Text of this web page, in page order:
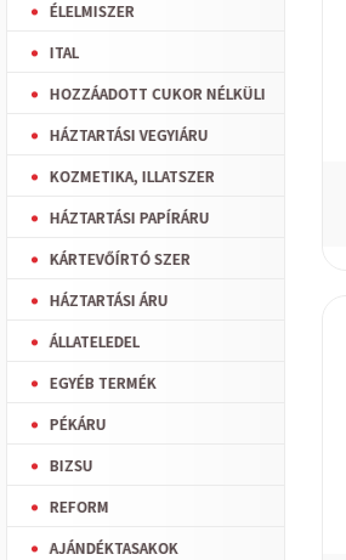
ÉLELMISZER
ITAL
HOZZÁADOTT CUKOR NÉLKÜLI
HÁZTARTÁSI VEGYIÁRU
KOZMETIKA, ILLATSZER
HÁZTARTÁSI PAPÍRÁRU
KÁRTEVŐÍRTÓ SZER
HÁZTARTÁSI ÁRU
ÁLLATELEDEL
EGYÉB TERMÉK
PÉKÁRU
BIZSU
REFORM
AJÁNDÉKTASAKOK